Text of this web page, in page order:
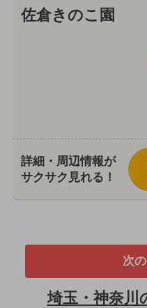
佐倉きのこ園
詳細・周辺情報が
サクサク見れる！
次
埼玉・神奈川